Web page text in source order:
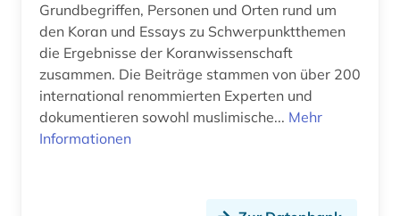
Grundbegriffen, Personen und Orten rund um
den Koran und Essays zu Schwerpunktthemen
die Ergebnisse der Koranwissenschaft
zusammen. Die Beiträge stammen von über 200
international renommierten Experten und
dokumentieren sowohl muslimische... Mehr
Informationen